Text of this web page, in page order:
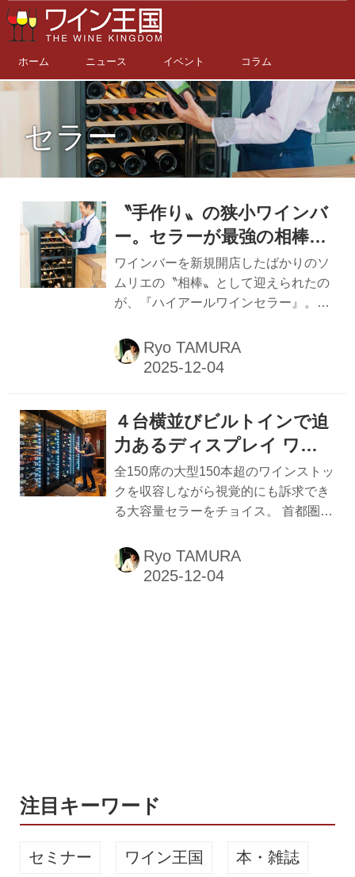
ホーム ニュース イベント コラム
セラー
〝手作り〟の狭小ワインバ
ー。セラーが最強の相棒に
ワインセラー「Haier 」
（ハイアール）
ワインバーを新規開店したばかりのソ
ムリエの〝相棒〟として迎えられたの
が、『ハイアールワインセラー』。開
丘と二子玉川という人気タウンの間に
位置する、東急大井町線尾山台駅。改
ロン姿で迎えてくれたのはソムリエの
森上久生氏。自身がオーナーを務める
されるショッピングセンター「尾山台
いちば」の一角、わずか３.３坪にカウ
ンター5席という狭小店。町場の角打
ランメゾンで活躍し、現在もミシュラ
ン星付きの鮨店に立つなどサービス
Ryo TAMURA
４台横並びビルトインで迫
力あるディスプレイ ワイ
ンセラー「Brilliant 」（ブ
リリアント）
全150席の大型150本超のワインストッ
クを収容しながら視覚的にも訴求でき
る大容量セラーをチョイス。 首都圏き
デストリアンデッキで直結のロケーシ
ョン。商業ビル「THE YOKOHAMA
Ryo TAMURA
注目キーワード
セミナー ワイン王国 本・雑誌